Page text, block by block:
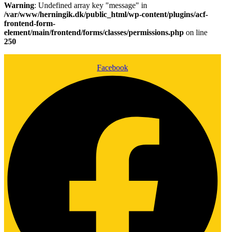
Warning: Undefined array key "message" in
/var/www/herningik.dk/public_html/wp-content/plugins/acf-
frontend-form-
element/main/frontend/forms/classes/permissions.php on line
250
Facebook